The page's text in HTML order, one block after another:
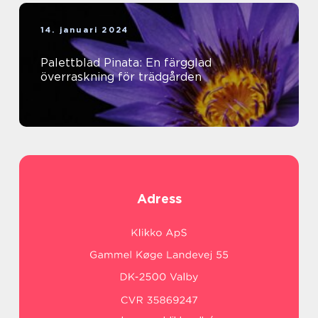
14. januari 2024
Palettblad Pinata: En färgglad
överraskning för trädgården
Adress